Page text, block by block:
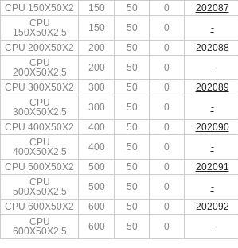
CPU 150X50X2
150 50 0 202087
CPU
150X50X2.5
150 50 0 -
CPU 200X50X2
200 50 0 202088
CPU
200X50X2.5
200 50 0 -
CPU 300X50X2
300 50 0 202089
CPU
300X50X2.5
300 50 0 -
CPU 400X50X2
400 50 0 202090
CPU
400X50X2.5
400 50 0 -
CPU 500X50X2
500 50 0 202091
CPU
500X50X2.5
500 50 0 -
CPU 600X50X2
600 50 0 202092
CPU
600X50X2.5
600 50 0 -